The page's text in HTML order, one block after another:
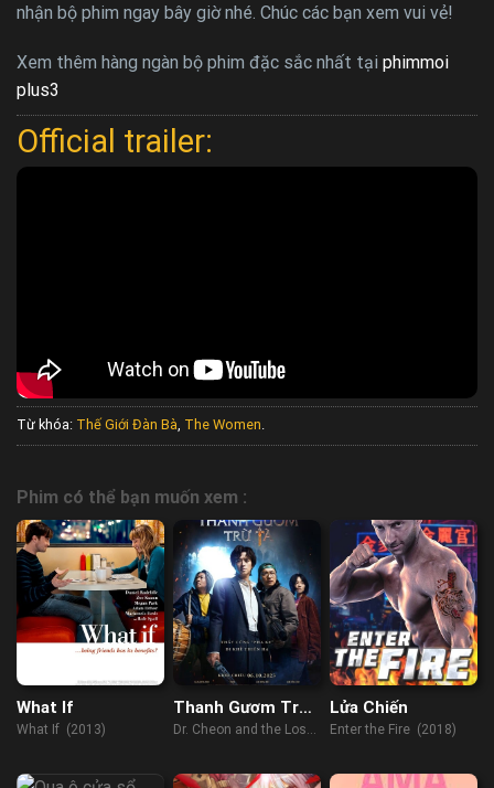
nhận bộ phim ngay bây giờ nhé. Chúc các bạn xem vui vẻ!
Xem thêm hàng ngàn bộ phim đặc sắc nhất tại phimmoi
plus3
Official trailer:
Từ khóa: Thế Giới Đàn Bà, The Women.
Phim có thể bạn muốn xem :
What If
What If (2013)
Thanh Gươm Trừ
Tà
Dr. Cheon and the Lost
Lửa Chiến
Enter the Fire (2018)